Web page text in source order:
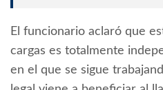
El funcionario aclaró que
cargas es totalmente
en el que se sigue